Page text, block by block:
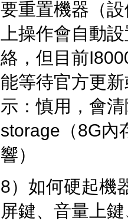
要重置機器（
上操作會自動
絡，但目前
能等待官方更
示：慎用，會
storage（8G內
響）
8）如何硬起機
屏鍵、音量上